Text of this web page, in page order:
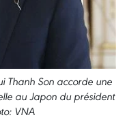
Thanh Son accorde une
au Japon du président
VNA